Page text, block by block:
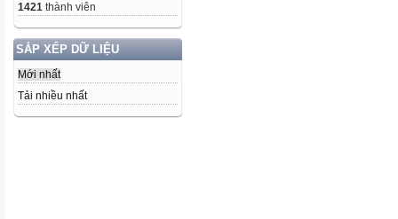
1421 thành viên
SẮP XẾP DỮ LIỆU
Mới nhất
Tải nhiều nhất